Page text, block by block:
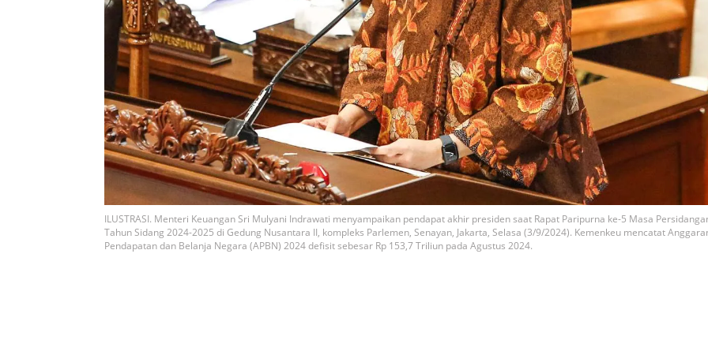
ILUSTRASI. Menteri Keuangan Sri Mulyani Indrawati menyampaikan pendapat akhir presiden saat Rapat Paripurna ke-5 Masa
Tahun Sidang 2024-2025 di Gedung Nusantara II, kompleks Parlemen, Senayan, Jakarta, Selasa (3/9/2024). Kemenkeu mencatat
Pendapatan dan Belanja Negara (APBN) 2024 defisit sebesar Rp 153,7 Triliun pada Agustus 2024.